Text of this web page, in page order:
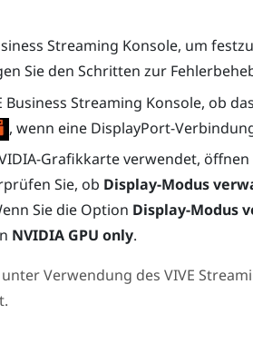
Streaming Konsole, um
Sie den Schritten zur
Business Streaming Konsole, ob
, wenn eine DisplayPort-
-Grafikkarte verwendet, öffnen
Sie, ob Display-Modus
Sie die Option Display-Modus
NVIDIA GPU only.
Verwendung des VIVE